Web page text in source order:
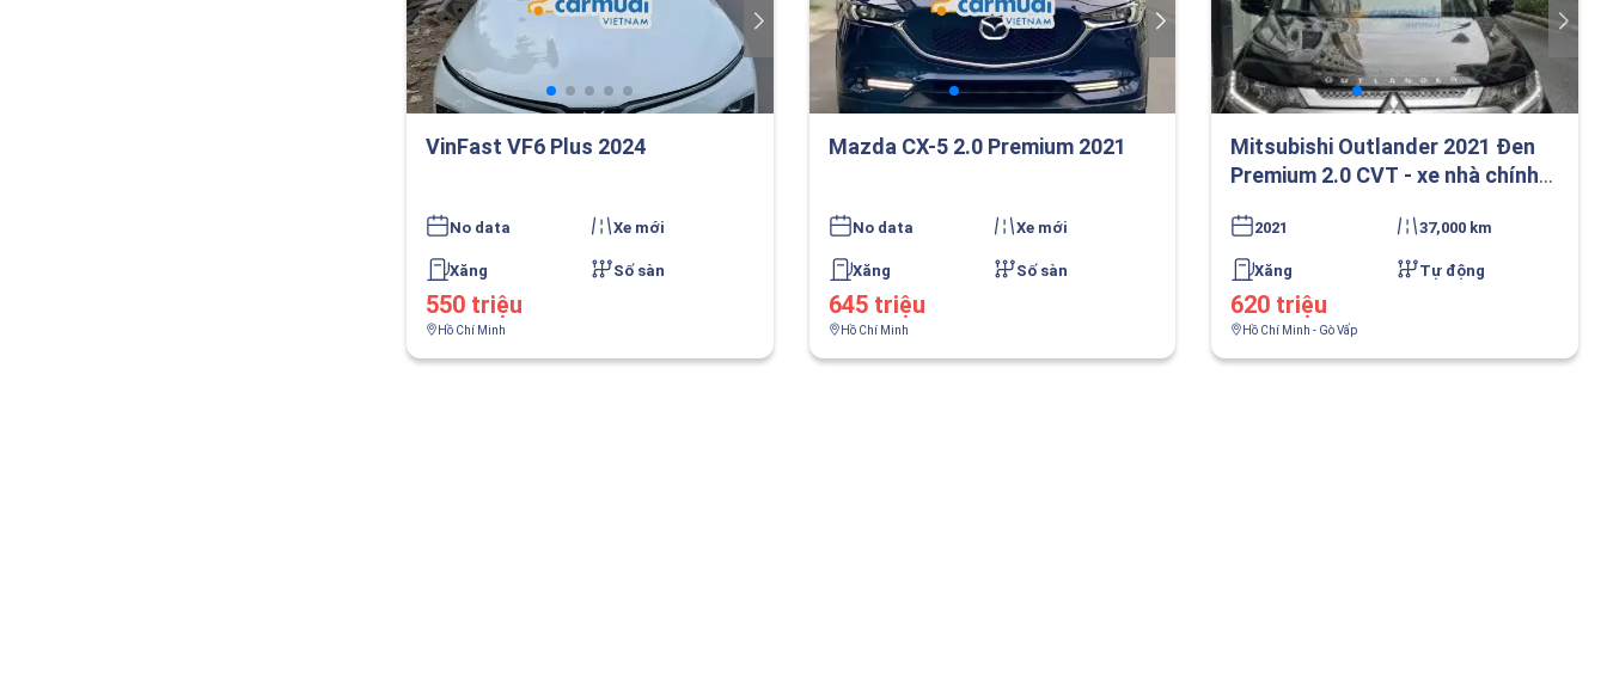
VinFast VF6 Plus 2024
No data Xe mới
Xăng Số sàn
550 triệu
Hồ Chí Minh
Mazda CX-5 2.0 Premium 2021
No data Xe mới
Xăng Số sàn
645 triệu
Hồ Chí Minh
Mitsubishi Outlander 2021 Đen
Premium 2.0 CVT - xe nhà chính
2021 37,000 km
Xăng Tự động
620 triệu
Hồ Chí Minh - Gò Vấp